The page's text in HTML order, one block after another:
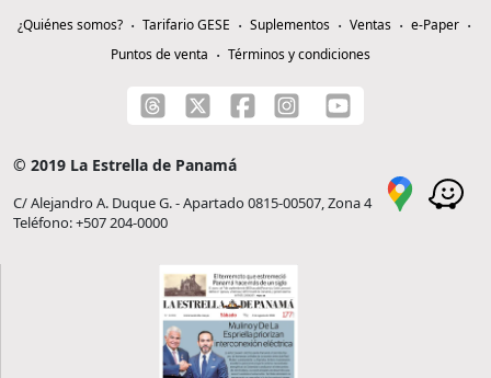
¿Quiénes somos? Tarifario GESE Suplementos Ventas
e-Paper
Puntos de venta
Términos y condiciones
© 2019 La Estrella de Panamá
C/ Alejandro A. Duque G. - Apartado 0815-00507, Zona 4
Teléfono: +507 204-0000